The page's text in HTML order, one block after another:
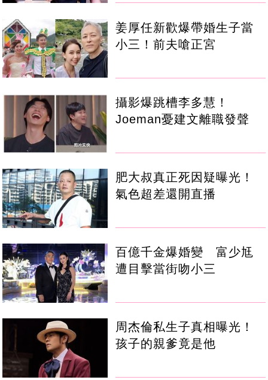
姜厚任新歡爆帶婚生子當
小三！前夫嗆正宮
攝影爆跳槽李多慧！
Joeman憂建文離職發聲
肥大叔真正死因疑曝光！
氣色超差還開直播
百億千金爆婚變 富少尪
遭目擊當街吻小三
周杰倫私生子真相曝光！
孩子的親爹竟是他